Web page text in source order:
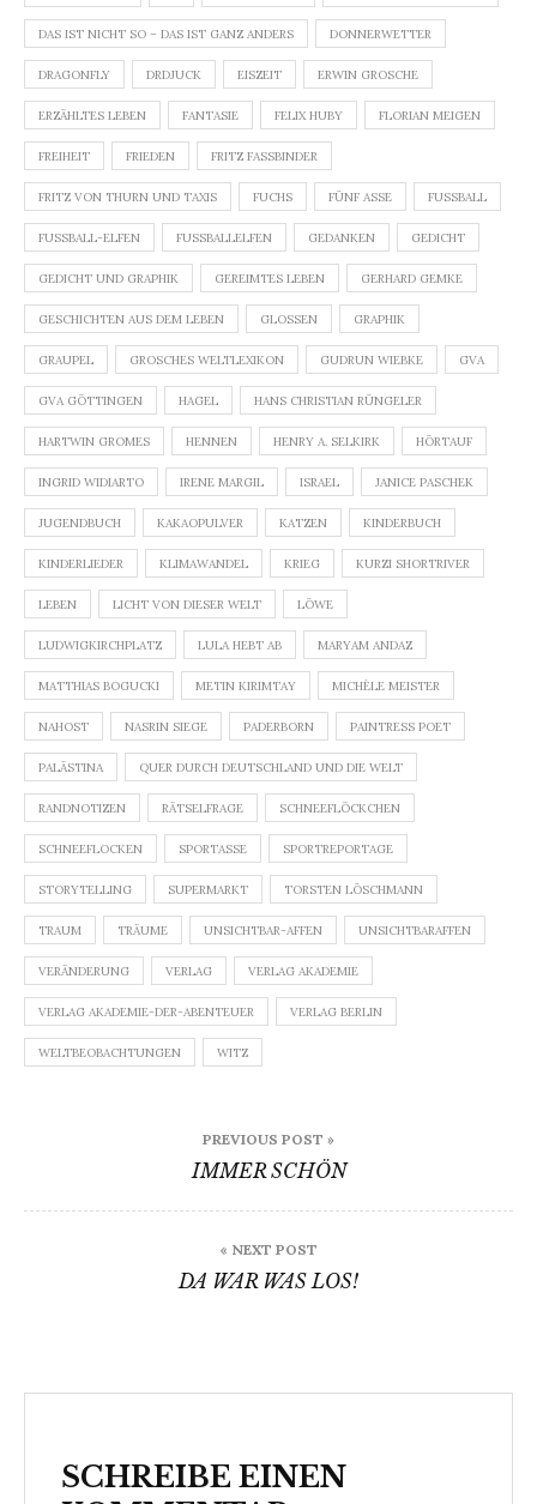
DAS IST NICHT SO – DAS IST GANZ ANDERS DONNERWETTER
DRAGONFLY DRDJUCK EISZEIT ERWIN GROSCHE
ERZÄHLTES LEBEN FANTASIE FELIX HUBY FLORIAN MEIGEN
FREIHEIT FRIEDEN FRITZ FASSBINDER
FRITZ VON THURN UND TAXIS FUCHS FÜNF ASSE FUSSBALL
FUSSBALL-ELFEN FUSSBALLELFEN GEDANKEN GEDICHT
GEDICHT UND GRAPHIK GEREIMTES LEBEN GERHARD GEMKE
GESCHICHTEN AUS DEM LEBEN GLOSSEN GRAPHIK
GRAUPEL GROSCHES WELTLEXIKON GUDRUN WIEBKE GVA
GVA GÖTTINGEN HAGEL HANS CHRISTIAN RÜNGELER
HARTWIN GROMES HENNEN HENRY A. SELKIRK HÖRTAUF
INGRID WIDIARTO IRENE MARGIL ISRAEL JANICE PASCHEK
JUGENDBUCH KAKAOPULVER KATZEN KINDERBUCH
KINDERLIEDER KLIMAWANDEL KRIEG KURZI SHORTRIVER
LEBEN LICHT VON DIESER WELT LÖWE
LUDWIGKIRCHPLATZ LULA HEBT AB MARYAM ANDAZ
MATTHIAS BOGUCKI METIN KIRIMTAY MICHÈLE MEISTER
NAHOST NASRIN SIEGE PADERBORN PAINTRESS POET
PALÄSTINA QUER DURCH DEUTSCHLAND UND DIE WELT
RANDNOTIZEN RÄTSELFRAGE SCHNEEFLÖCKCHEN
SCHNEEFLOCKEN SPORTASSE SPORTREPORTAGE
STORYTELLING SUPERMARKT TORSTEN LÖSCHMANN
TRAUM TRÄUME UNSICHTBAR-AFFEN UNSICHTBARAFFEN
VERÄNDERUNG VERLAG VERLAG AKADEMIE
VERLAG AKADEMIE-DER-ABENTEUER VERLAG BERLIN
WELTBEOBACHTUNGEN WITZ
PREVIOUS POST »
IMMER SCHÖN
« NEXT POST
DA WAR WAS LOS!
SCHREIBE EINEN